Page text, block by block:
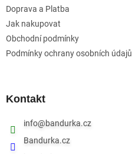
Doprava a Platba
Jak nakupovat
Obchodní podmínky
Podmínky ochrany osobních údajů
Kontakt
info@bandurka.cz
Bandurka.cz